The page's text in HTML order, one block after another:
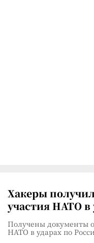
Хакеры
участия НАТО в
Получены документы
НАТО в ударах по